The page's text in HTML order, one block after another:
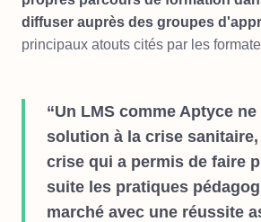
diffuser auprès des groupes
principaux atouts cités par les
“Un LMS comme Aptyce
solution à la crise sanitaire,
crise qui a permis de faire
suite les pratiques
marché avec une réussite